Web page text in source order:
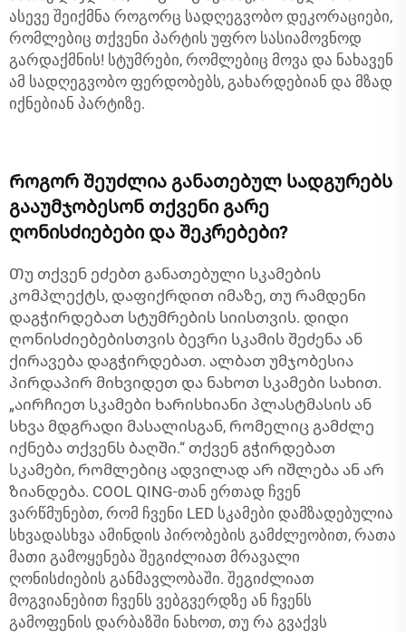
ასევე შეიქმნა როგორც სადღეგვობო დეკორაციები,
რომლებიც თქვენი პარტის უფრო სასიამოვნოდ
გარდაქმნის! სტუმრები, რომლებიც მოვა და ნახავენ
ამ სადღეგვობო ფერდობებს, გახარდებიან და მზად
იქნებიან პარტიზე.
Როგორ შეუძლია განათებულ სადგურებს
გააუმჯობესონ თქვენი გარე
ღონისძიებები და შეკრებები?
Თუ თქვენ ეძებთ განათებული სკამების
კომპლექტს, დაფიქრდით იმაზე, თუ რამდენი
დაგჭირდებათ სტუმრების სიისთვის. დიდი
ღონისძიებებისთვის ბევრი სკამის შეძენა ან
ქირავება დაგჭირდებათ. ალბათ უმჯობესია
პირდაპირ მიხვიდეთ და ნახოთ სკამები სახით.
„აირჩიეთ სკამები ხარისხიანი პლასტმასის ან
სხვა მდგრადი მასალისგან, რომელიც გამძლე
იქნება თქვენს ბაღში.“ თქვენ გჭირდებათ
სკამები, რომლებიც ადვილად არ იშლება ან არ
ზიანდება. COOL QING-თან ერთად ჩვენ
ვარწმუნებთ, რომ ჩვენი LED სკამები დამზადებულია
სხვადასხვა ამინდის პირობების გამძლეობით, რათა
მათი გამოყენება შეგიძლიათ მრავალი
ღონისძიების განმავლობაში. შეგიძლიათ
მოგვიანებით ჩვენს ვებგვერდზე ან ჩვენს
გამოფენის დარბაზში ნახოთ, თუ რა გვაქვს